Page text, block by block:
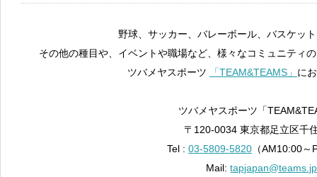
野球、サッカー、バレーボール、バスケッ
その他の種目や、イベントや職場など、様々なコミュニティ
ツバメヤスポーツ
「TEAM&TEAMS」 に
ツバメヤスポーツ「
〒120-0034 東京都足立区千
Tel : 03-5809-5820 （AM10:00
Mail:tapjapan@teams.jp